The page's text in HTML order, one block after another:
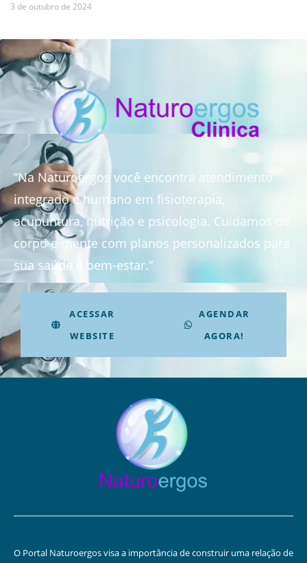
3 de outubro de 2024
“Na Naturoergos você encontra atendimento
integrado e humano em fisioterapia,
acupuntura, nutrição e psicologia. Cuidamos de
corpo e mente com planos personalizados para
sua saúde e bem-estar.”
ACESSAR
WEBSITE
AGENDAR
AGORA!
O Portal Naturoergos visa a importância de construir uma relação de